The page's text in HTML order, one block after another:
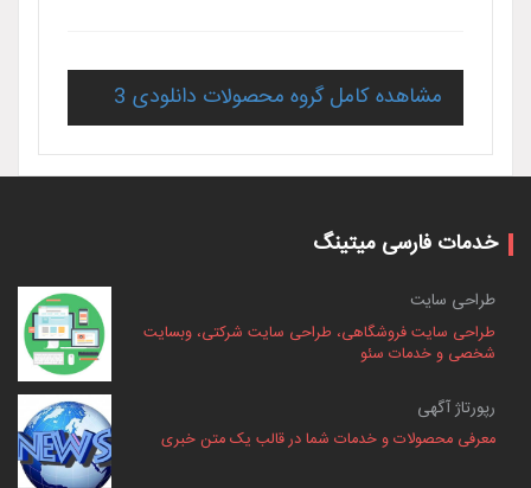
مشاهده کامل گروه محصولات دانلودی 3
خدمات فارسی میتینگ
طراحی سایت
طراحی سایت فروشگاهی، طراحی سایت شرکتی، وبسایت
شخصی و خدمات سئو
رپورتاژ آگهی
معرفی محصولات و خدمات شما در قالب یک متن خبری